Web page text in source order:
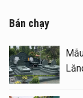
Bán chạy